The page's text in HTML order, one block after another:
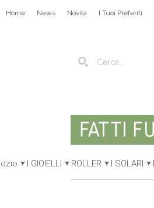
Home News Novità I Tuoi Preferiti
I GIOIELLI ROLLER I SOLARI